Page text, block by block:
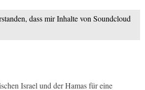
dass mir Inhalte von Soundcloud
Israel und der Hamas für eine